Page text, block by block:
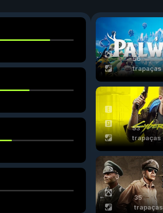
56
trapaças
53
trapaças
35
trapaças